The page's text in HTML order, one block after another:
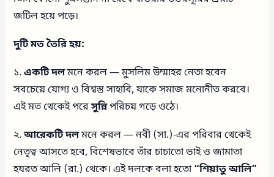
জটিল হয়ে পড়ে।
দুটি মত তৈরি হয়:
১.একটি দলমনে করল — মুসলিম উম্মাহর নেতা হবেন
সবচেয়ে যোগ্য ও বিশ্বস্ত সাহাবি, যাকে সমাজ মনোনীত করবে।
এই মত থেকেই পরেসুন্নিপরিচয় গড়ে ওঠে।
২.আরেকটি দলমনে করল — নবী (সা.)-এর পরিবার থেকেই
নেতৃত্ব আসতে হবে, বিশেষভাবে তাঁর চাচাতো ভাই ও জামাতা
হযরত আলি (রা.) থেকে। এই দলকে বলা হতো“শিয়াতু আলি”